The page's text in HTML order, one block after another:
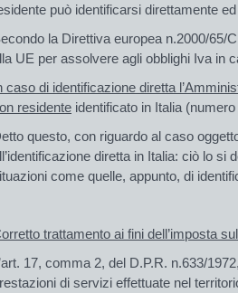
può identificarsi direttamente
la Direttiva europea n.2000/65/
UE per assolvere agli obblighi Iva in
caso di identificazione diretta
residente identificato in Italia
questo, con riguardo al caso
diretta in Italia: ciò lo
come quelle, appunto, di
trattamento ai fini dell’imposta
17, comma 2, del D.P.R. n.633/
di servizi effettuate nel